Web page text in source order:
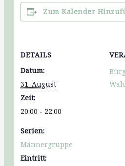
Zum Kalender
DETAILS
Datum:
31. August
Zeit:
20:00 - 22:00
Serien:
Männergruppe
Eintritt: